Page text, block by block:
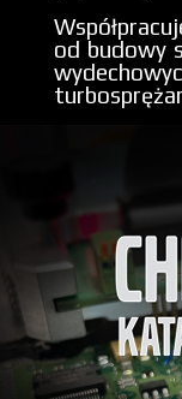
od budowy